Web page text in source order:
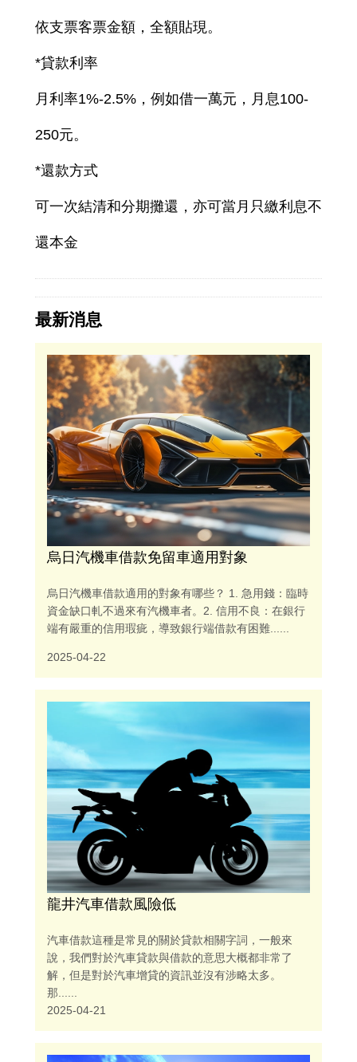
依支票客票金額，全額貼現。
*貸款利率
月利率1%-2.5%，例如借一萬元，月息100-
250元。
*還款方式
可一次結清和分期攤還，亦可當月只繳利息不
還本金
最新消息
烏日汽機車借款免留車適用對象
烏日汽機車借款適用的對象有哪些？ 1. 急用錢：臨時
資金缺口軋不過來有汽機車者。2. 信用不良：在銀行
端有嚴重的信用瑕疵，導致銀行端借款有困難......
2025-04-22
龍井汽車借款風險低
汽車借款這種是常見的關於貸款相關字詞，一般來
說，我們對於汽車貸款與借款的意思大概都非常了
解，但是對於汽車增貸的資訊並沒有涉略太多。
那......
2025-04-21